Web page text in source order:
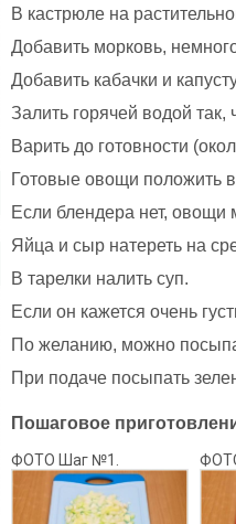
В кастрюле на
Добавить морковь,
Добавить кабачки и
Залить горячей водой
Варить до готовности
Готовые овощи положить
Если блендера нет, овощи
Яйца и сыр натереть на
В тарелки налить суп.
Если он кажется очень
По желанию, можно
При подаче посыпать
Пошаговое
ФОТО Шаг №1.